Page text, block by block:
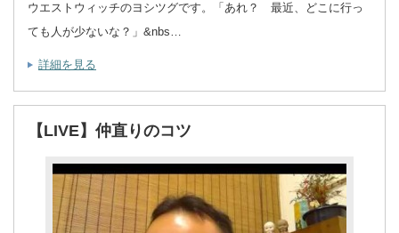
ウエストウィッチのヨシツグです。「あれ？ 最近、どこに行っ
ても人が少ないな？」&nbs…
詳細を見る
【LIVE】仲直りのコツ